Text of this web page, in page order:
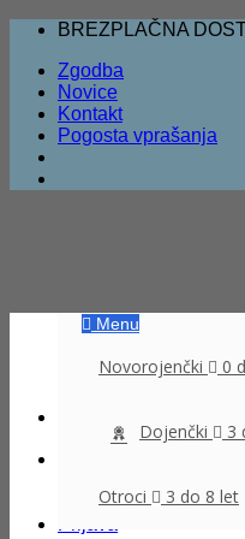
Skoči
vsebino
BREZPLAČNA
Zgodba
Novice
Kontakt
Pogosta vprašanja
Menu
Novorojenčki 0
Dojenčki 3
Otroci 3 do 8 let